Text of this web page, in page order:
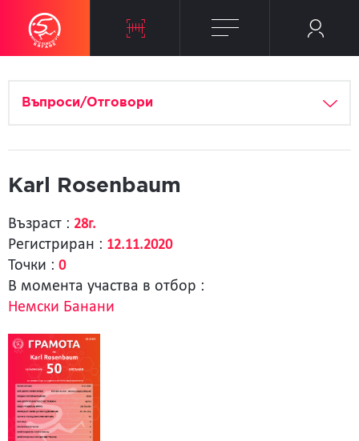
Въпроси/Отговори
Karl Rosenbaum
Възраст : 28г.
Регистриран : 12.11.2020
Точки : 0
В момента участва в отбор :
Немски Банани